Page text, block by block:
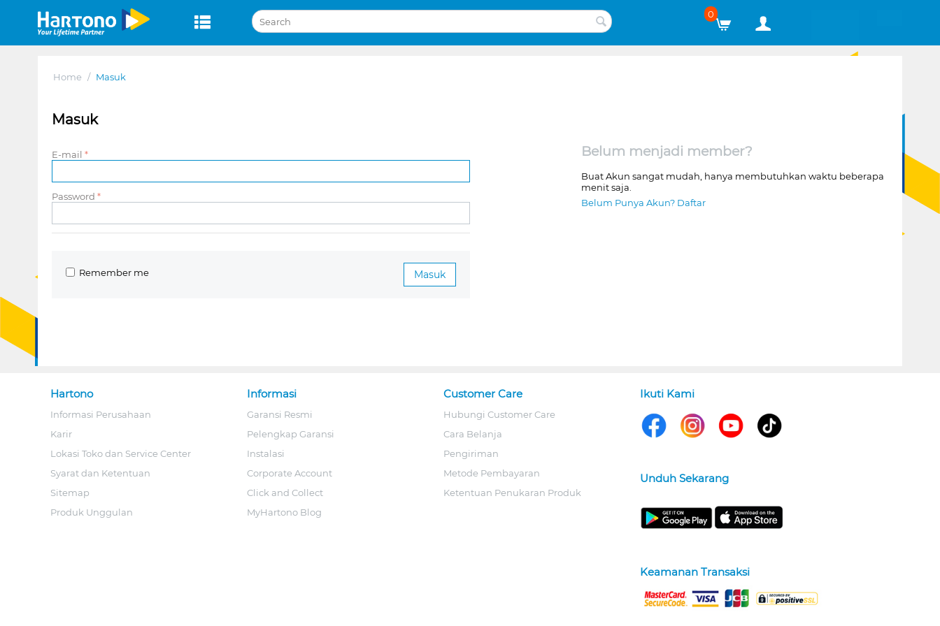
0
Home / Masuk
Masuk
E-mail
Password
Masuk
Remember me
Belum menjadi member?
Buat Akun sangat mudah, hanya membutuhkan waktu beberapa
menit saja.
Belum Punya Akun? Daftar
Hartono
Informasi Perusahaan
Karir
Lokasi Toko dan Service Center
Syarat dan Ketentuan
Sitemap
Produk Unggulan
Informasi
Garansi Resmi
Pelengkap Garansi
Instalasi
Corporate Account
Click and Collect
MyHartono Blog
Customer Care
Hubungi Customer Care
Cara Belanja
Pengiriman
Metode Pembayaran
Ketentuan Penukaran Produk
Ikuti Kami
Unduh Sekarang
Keamanan Transaksi